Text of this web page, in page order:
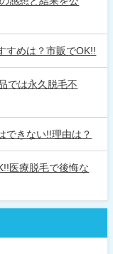
すめは？市販でOK!!
では永久脱毛不
できない!!理由は？
医療脱毛で後悔な